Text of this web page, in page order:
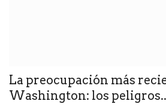
La preocupación más
Washington: los